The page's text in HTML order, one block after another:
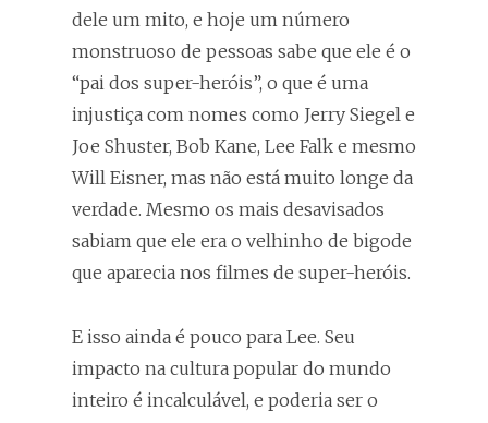
dele um mito, e hoje um número
monstruoso de pessoas sabe que ele é o
“pai dos super-heróis”, o que é uma
injustiça com nomes como Jerry Siegel e
Joe Shuster, Bob Kane, Lee Falk e mesmo
Will Eisner, mas não está muito longe da
verdade. Mesmo os mais desavisados
sabiam que ele era o velhinho de bigode
que aparecia nos filmes de super-heróis.
E isso ainda é pouco para Lee. Seu
impacto na cultura popular do mundo
inteiro é incalculável, e poderia ser o